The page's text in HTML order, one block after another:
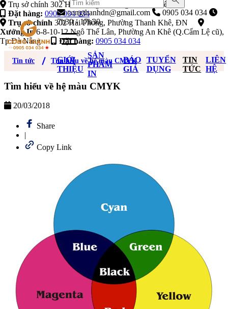
Trụ sở chính 302 Hải Phòng, Phường Thanh Khê, ĐN
Đặt hàng: 0905 034 034
Trụ sở chính 302 Hải Phòng, Phường Thanh Khê, ĐN
Xưởng In6-8-10-12 Ngô Thế Lân, Phường An Khê (Q.Cẩm Lệ cũ),
Tp Đà Nẵng
Đặt hàng: 0905 034 034
congthanhdn@gmail.com
0905 034 034
7h30 - 17h30
GIỚI
THIỆU
SẢN
PHẨM
IN
BÁO
GIÁ
TUYỂN
DỤNG
TIN
TỨC
LIÊN
HỆ
Tin tức Tìm hiểu về hệ màu CMYK
Tìm hiểu về hệ màu CMYK
20/03/2018
Share
|
Copy Link